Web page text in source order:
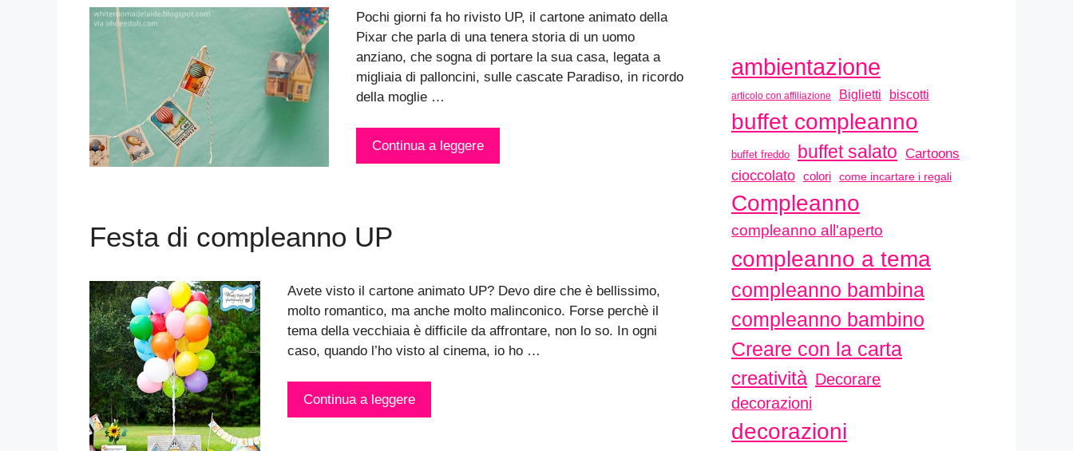
Pochi giorni fa ho rivisto UP, il cartone animato della
Pixar che parla di una tenera storia di un uomo
anziano, che sogna di portare la sua casa, legata a
migliaia di palloncini, sulle cascate Paradiso, in ricordo
della moglie …
Continua a leggere
Festa di compleanno UP
Avete visto il cartone animato UP? Devo dire che è bellissimo,
molto romantico, ma anche molto malinconico. Forse perchè il
tema della vecchiaia è difficile da affrontare, non lo so. In ogni
caso, quando l’ho visto al cinema, io ho …
Continua a leggere
ambientazione
articolo con affiliazione Biglietti biscotti
buffet compleanno
buffet freddo buffet salato Cartoons
cioccolato colori come incartare i regali
Compleanno
compleanno all'aperto
compleanno a tema
compleanno bambina
compleanno bambino
Creare con la carta
creatività Decorare
decorazioni
decorazioni